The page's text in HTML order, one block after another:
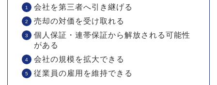
会社を第三者へ引き継げる
売却の対価を受け取れる
個人保証・連帯保証から解放される可能性
がある
会社の規模を拡大できる
従業員の雇用を維持できる